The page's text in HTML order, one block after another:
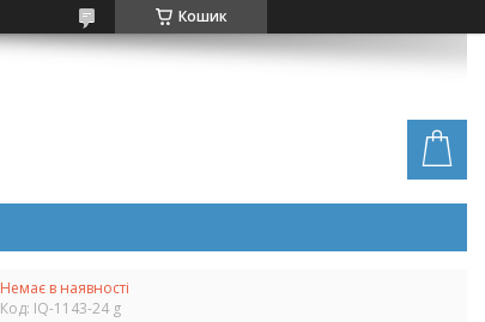
Кошик
Немає в наявності
Код: IQ-1143-24 g